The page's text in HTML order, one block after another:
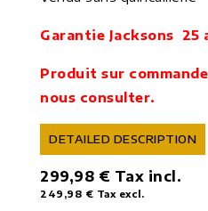
Garantie Jacksons 25
Produit sur
nous consulter.
DETAILED DESCRIPTION
299,98 € Tax incl.
249,98 € Tax excl.